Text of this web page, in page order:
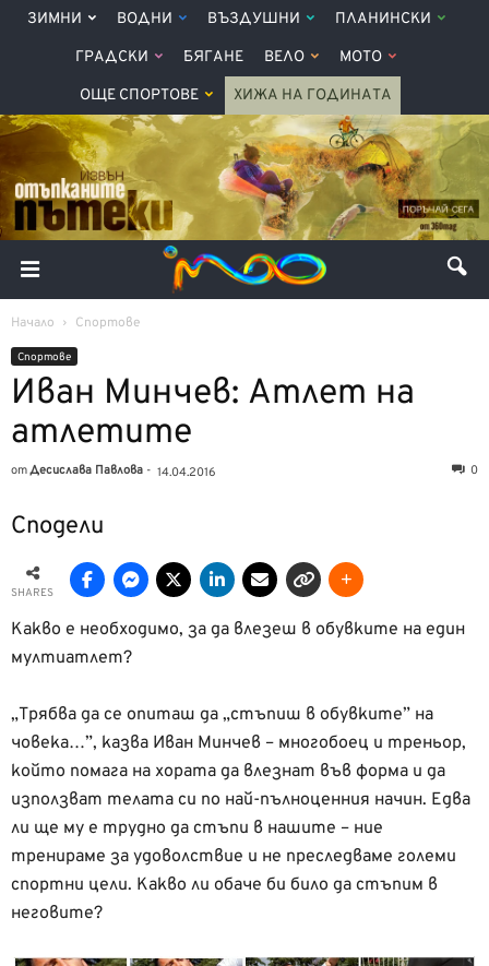
ЗИМНИ ВОДНИ ВЪЗДУШНИ ПЛАНИНСКИ
ГРАДСКИ БЯГАНЕ ВЕЛО МОТО
ОЩЕ СПОРТОВЕ ХИЖА НА ГОДИНАТА
Начало Спортове
Спортове
Иван Минчев: Атлет на
атлетите
отДесислава Павлова - 14.04.2016 0
Сподели
SHARES
Какво е необходимо, за да влезеш в обувките на един
мултиатлет?
„Трябва да се опиташ да „стъпиш в обувките” на
човека…”, казва Иван Минчев – многобоец и треньор,
който помага на хората да влезнат във форма и да
използват телата си по най-пълноценния начин. Едва
ли ще му е трудно да стъпи в нашите – ние
тренираме за удоволствие и не преследваме големи
спортни цели. Какво ли обаче би било да стъпим в
неговите?